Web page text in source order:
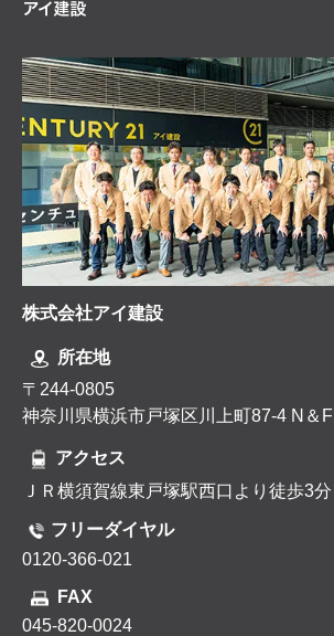
株式会社アイ建設
所在地
〒244-0805
神奈川県横浜市戸塚区川上町87-4 N＆
アクセス
ＪＲ横須賀線東戸塚駅西口より徒歩3分
フリーダイヤル
0120-366-021
FAX
045-820-0024